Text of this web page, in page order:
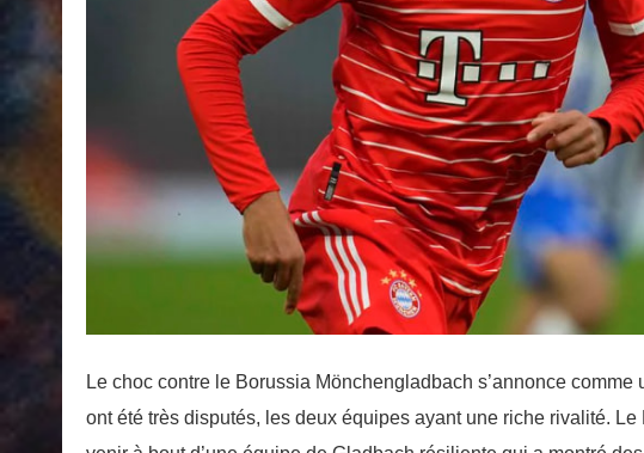
Le choc contre le Borussia Mönchengladbach s’annonce
ont été très disputés, les deux équipes ayant une riche rivalité.